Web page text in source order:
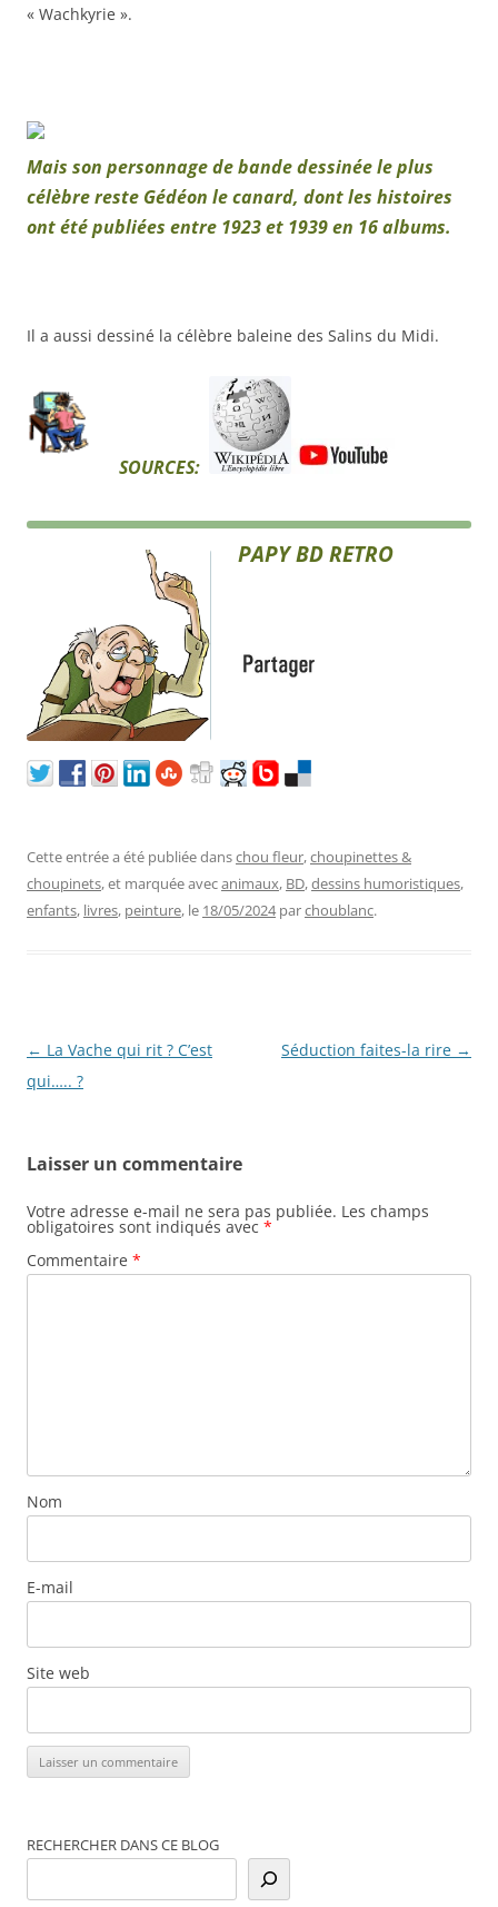
« Wachkyrie ».
Mais son personnage de bande dessinée le plus
célèbre reste Gédéon le canard, dont les histoires
ont été publiées entre 1923 et 1939 en 16 albums.
Il a aussi dessiné la célèbre baleine des Salins du Midi.
SOURCES:
PAPY BD RETRO
Cette entrée a été publiée danschou fleur,choupinettes &
choupinets, et marquée avecanimaux, BD,dessins humoristiques,
enfants, livres, peinture, le 18/05/2024 parchoublanc.
Navigation
des
← La Vache qui rit ? C’est
qui….. ?
Séduction faites-la rire →
Laisser un commentaire
Votre adresse e-mail ne sera pas publiée. Les champs
obligatoires sont indiqués avec *
Commentaire *
Nom
E-mail
Site web
RECHERCHER DANS CE BLOG